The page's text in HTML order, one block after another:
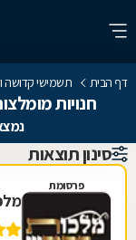
דף הבית תשמישי קדושה
חנויות
נמצאו 33 תשמישי
סינון תוצאות
פרסומת